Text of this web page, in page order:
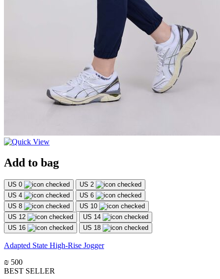
Add to bag
US 0
US 2
US 4
US 6
US 8
US 10
US 12
US 14
US 16
US 18
Adapted State High-Rise Jogger
₪ 500
BEST SELLER